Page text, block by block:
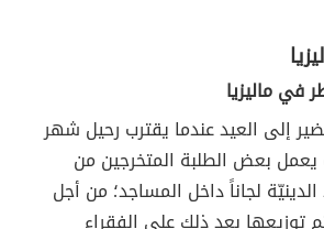
في ماليزيا
إلى العيد عندما يقترب رحيل شهر
يعمل بعض الطلبة المتخرجين من
لجاناً داخل المساجد؛ من أجل
توزيعها بعد ذلك على الفقراء